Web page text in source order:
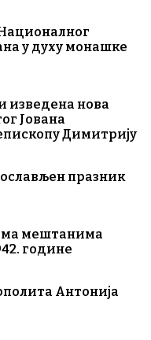
у духу монашке
изведена нова
Јована
Димитрију
празник
мештанима
године
Антонија